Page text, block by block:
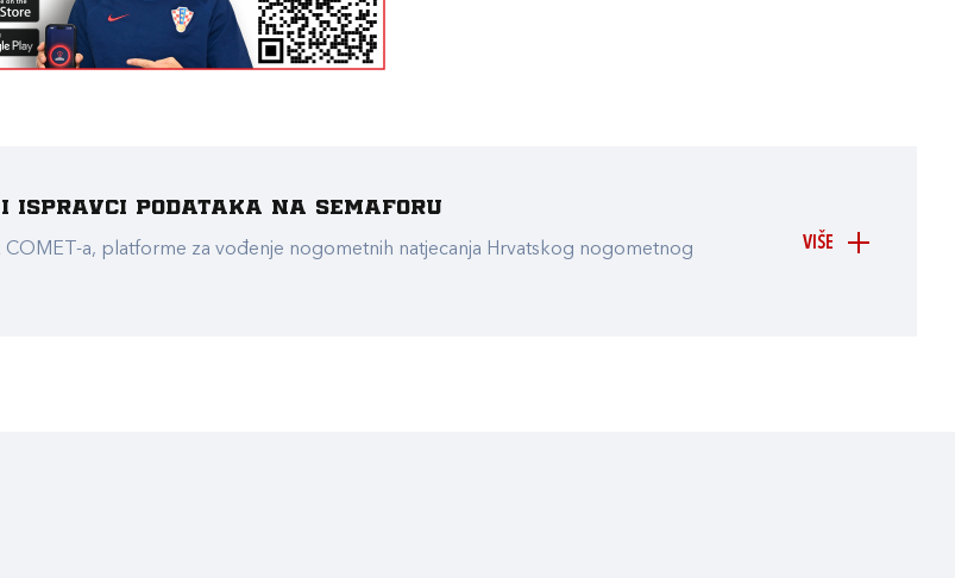
VIŠE
podataka na Semaforu
a, platforme za vođenje nogometnih natjecanja Hrvatskog nogometnog